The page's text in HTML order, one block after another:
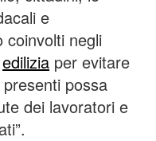
e
coinvolti negli
edilizia per evitare
possa
dei lavoratori e